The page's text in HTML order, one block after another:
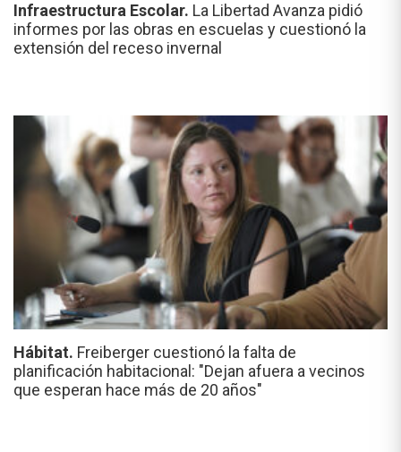
Infraestructura Escolar. La Libertad Avanza pidió
informes por las obras en escuelas y cuestionó la
extensión del receso invernal
Hábitat. Freiberger cuestionó la falta de
planificación habitacional: "Dejan afuera a vecinos
que esperan hace más de 20 años"